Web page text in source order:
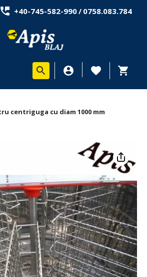
+40-745-582-990/ 0758.083.784
centriguga cu diam 1000 mm